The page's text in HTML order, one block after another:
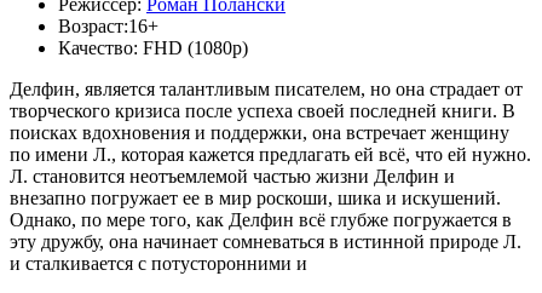
Режиссер: Роман Полански
Возраст:16+
Качество: FHD (1080p)
Делфин, является талантливым писателем, но она страдает от
творческого кризиса после успеха своей последней книги. В
поисках вдохновения и поддержки, она встречает женщину
по имени Л., которая кажется предлагать ей всё, что ей нужно.
Л. становится неотъемлемой частью жизни Делфин и
внезапно погружает ее в мир роскоши, шика и искушений.
Однако, по мере того, как Делфин всё глубже погружается в
эту дружбу, она начинает сомневаться в истинной природе Л.
и сталкивается с потусторонними и